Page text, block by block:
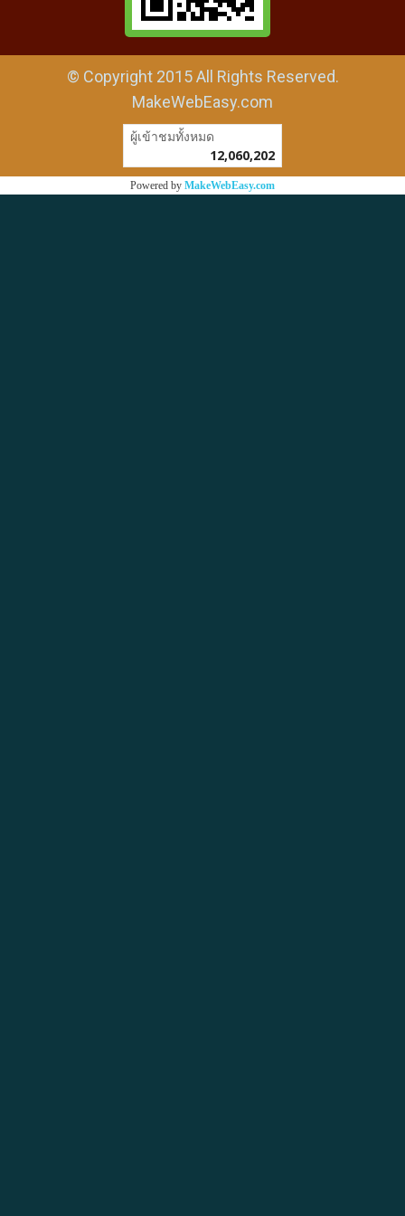
© Copyright 2015 All Rights Reserved.
MakeWebEasy.com
ผู้เข้าชมวันนี้
Powered byMakeWebEasy.com